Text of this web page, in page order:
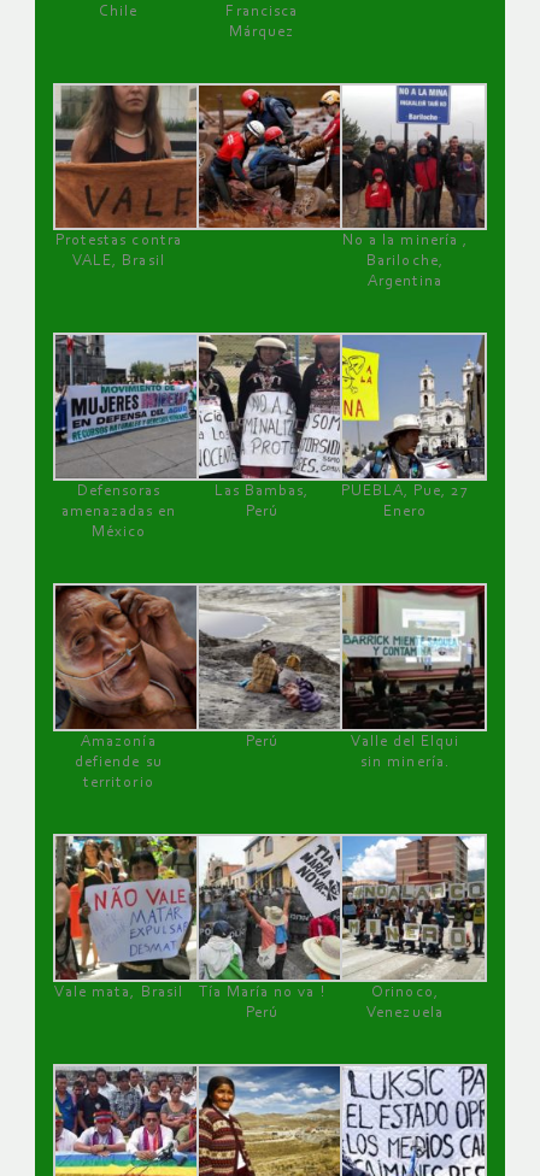
Chile
Francisca
Márquez
Protestas contra
VALE, Brasil
No a la minería ,
Bariloche,
Argentina
Defensoras
amenazadas en
México
Las Bambas,
Perú
PUEBLA, Pue, 27
Enero
Amazonía
defiende su
territorio
Perú
Valle del Elqui
sin minería.
Vale mata, Brasil
Tía María no va !
Perú
Orinoco,
Venezuela